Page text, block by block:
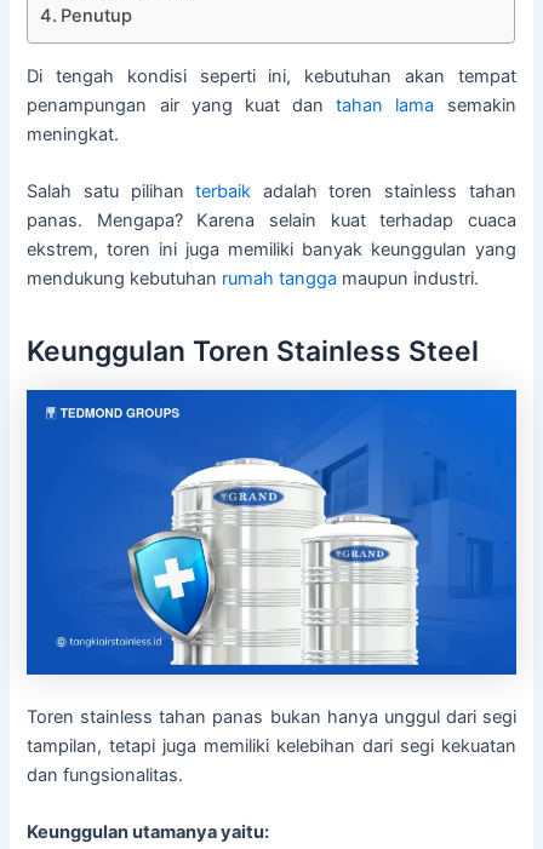
Penutup
Di tengah kondisi seperti ini, kebutuhan akan tempat
penampungan air yang kuat dantahan lama semakin
meningkat.
Salah satu pilihanterbaik adalah toren stainless tahan
panas. Mengapa? Karena selain kuat terhadap cuaca
ekstrem, toren ini juga memiliki banyak keunggulan yang
mendukung kebutuhan rumah tangga maupun industri.
Keunggulan Toren Stainless Steel
Toren stainless tahan panas bukan hanya unggul dari segi
tampilan, tetapi juga memiliki kelebihan dari segi kekuatan
dan fungsionalitas.
Keunggulan utamanya yaitu: